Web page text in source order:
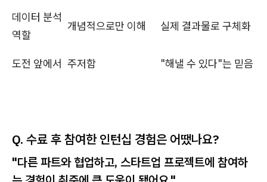
데이터 분석
역할
개념적으로만 이해 실제 결과물로 구체화
도전 앞에서 주저함 "해낼 수 있다"는 믿음
Q. 수료 후 참여한 인턴십 경험은 어땠나요?
"다른 파트와 협업하고, 스타트업 프로젝트에 참여하